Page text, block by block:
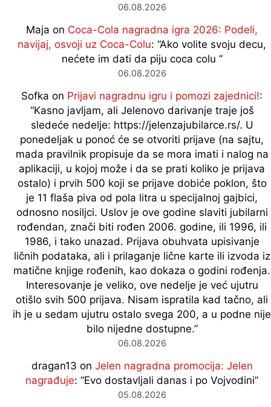
06.08.2026
Maja on Coca-Cola nagradna igra 2026: Podeli,
navijaj, osvoji uz Coca-Colu: “Ako volite svoju decu,
nećete im dati da piju coca colu ”
06.08.2026
Sofka on Prijavi nagradnu igru i pomozi zajednici!:
“Kasno javljam, ali Jelenovo darivanje traje još
sledeće nedelje: https://jelenzajubilarce.rs/. U
ponedeljak u ponoć će se otvoriti prijave (na sajtu,
mada pravilnik propisuje da se mora imati i nalog na
aplikaciji, u kojoj može i da se prati koliko je prijava
ostalo) i prvih 500 koji se prijave dobiće poklon, što
je 11 flaša piva od pola litra u specijalnoj gajbici,
odnosno nosiljci. Uslov je ove godine slaviti jubilarni
rođendan, znači biti rođen 2006. godine, ili 1996, ili
1986, i tako unazad. Prijava obuhvata upisivanje
ličnih podataka, ali i prilaganje lične karte ili izvoda iz
matične knjige rođenih, kao dokaza o godini rođenja.
Interesovanje je veliko, ove nedelje je već ujutru
otišlo svih 500 prijava. Nisam ispratila kad tačno, ali
ih je u sedam ujutru ostalo svega 200, a u podne nije
bilo nijedne dostupne.”
06.08.2026
dragan13 on Jelen nagradna promocija: Jelen
nagrađuje: “Evo dostavljali danas i po Vojvodini”
05.08.2026